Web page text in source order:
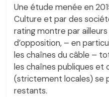
Une étude menée en
Culture et par des
rating montre par
d’opposition, – en
les chaînes du câble –
les chaînes publiques et
(strictement locales) se
restants.